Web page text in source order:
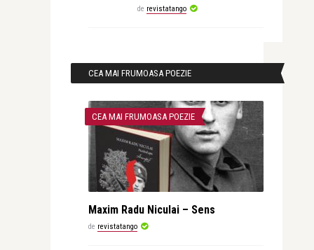
de revistatango
CEA MAI FRUMOASA POEZIE
CEA MAI FRUMOASA POEZIE
Maxim Radu Niculai – Sens
de revistatango